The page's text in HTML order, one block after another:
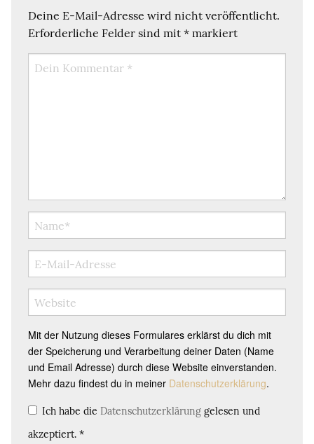
Deine E-Mail-Adresse wird nicht veröffentlicht.
Erforderliche Felder sind mit * markiert
Mit der Nutzung dieses Formulares erklärst du dich mit
der Speicherung und Verarbeitung deiner Daten (Name
und Email Adresse) durch diese Website einverstanden.
Mehr dazu findest du in meiner Datenschutzerklärung.
Ich habe die Datenschutzerklärung gelesen und
akzeptiert. *